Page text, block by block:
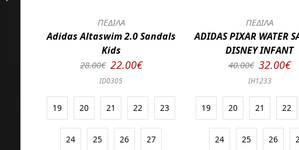
ΠΕΔΙΛΑ
Adidas Altaswim 2.0 Sandals
Kids
28.00€ 22.00€
ID0305
19 20 21 22 23
24 25 26 27
ΠΕΔΙΛΑ
ADIDAS PIXAR WATER
DISNEY INFANT
40.00€ 32.00€
IH1233
19 20 21 22
24 25 26